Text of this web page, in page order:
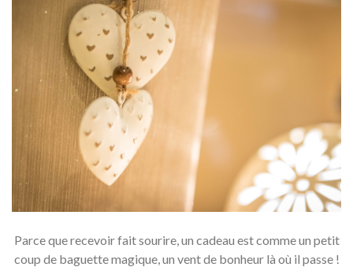
Parce que recevoir fait sourire, un cadeau est comme un petit
coup de baguette magique, un vent de bonheur là où il passe !